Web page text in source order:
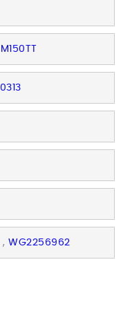
, WG2256962